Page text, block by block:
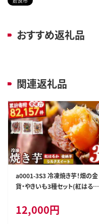
おすすめ返礼品
関連返礼品
a0001-3S3 冷凍焼き芋！畑の金
貨・やきいも3種セット(紅はるか
1kg)【甘いも販売所】
12,000円